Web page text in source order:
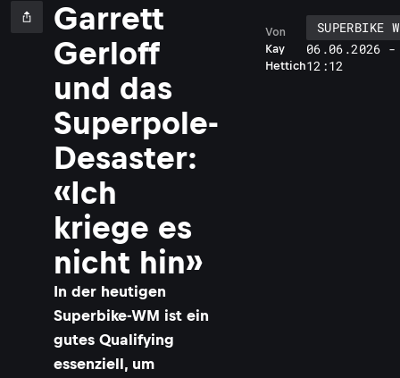
Garrett
Gerloff
und das
Superpole-
Desaster:
«Ich
kriege es
nicht hin»
In der heutigen
Superbike-WM ist ein
gutes Qualifying
essenziell, um
Kay
Hettich
Von
SUPERBIKE
06.06.2026 -
12:12